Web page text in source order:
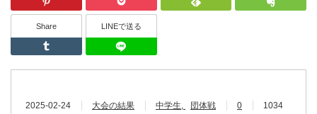
Share
Tumblr
LINEで送る
2025-02-24 大会の結果 中学生 団体戦 0
1034